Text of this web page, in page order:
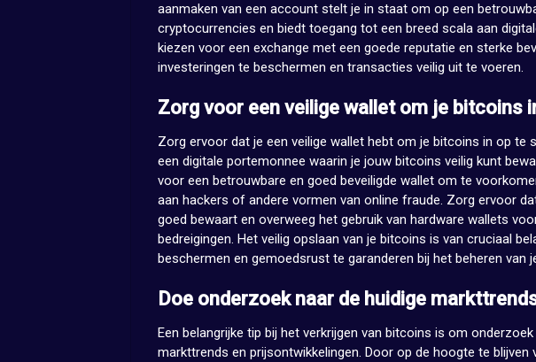
aanmaken van een account stelt je in staat om op een
cryptocurrencies en biedt toegang tot een breed scala aan
kiezen voor een exchange met een goede reputatie en sterke
investeringen te beschermen en transacties veilig uit te voeren.
Zorg voor een veilige wallet om je bitcoins
Zorg ervoor dat je een veilige wallet hebt om je bitcoins in op te
een digitale portemonnee waarin je jouw bitcoins veilig kunt
voor een betrouwbare en goed beveiligde wallet om te
aan hackers of andere vormen van online fraude. Zorg ervoor
goed bewaart en overweeg het gebruik van hardware wallets
bedreigingen. Het veilig opslaan van je bitcoins is van cruciaal
beschermen en gemoedsrust te garanderen bij het beheren van
Doe onderzoek naar de huidige
Een belangrijke tip bij het verkrijgen van bitcoins is om
markttrends en prijsontwikkelingen. Door op de hoogte te blijven